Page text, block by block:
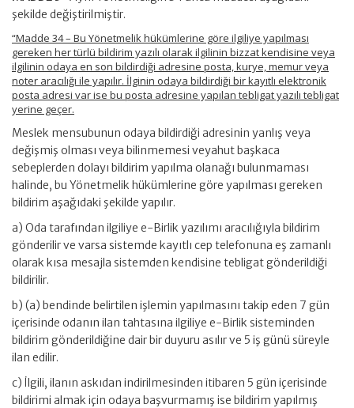
şekilde değiştirilmiştir.
“Madde 34 – Bu Yönetmelik hükümlerine göre ilgiliye yapılması
gereken her türlü bildirim yazılı olarak ilgilinin bizzat kendisine veya
ilgilinin odaya en son bildirdiği adresine posta, kurye, memur veya
noter aracılığı ile yapılır. İlginin odaya bildirdiği bir kayıtlı elektronik
posta adresi var ise bu posta adresine yapılan tebligat yazılı tebligat
yerine geçer.
Meslek mensubunun odaya bildirdiği adresinin yanlış veya
değişmiş olması veya bilinmemesi veyahut başkaca
sebeplerden dolayı bildirim yapılma olanağı bulunmaması
halinde, bu Yönetmelik hükümlerine göre yapılması gereken
bildirim aşağıdaki şekilde yapılır.
a) Oda tarafından ilgiliye e-Birlik yazılımı aracılığıyla bildirim
gönderilir ve varsa sistemde kayıtlı cep telefonuna eş zamanlı
olarak kısa mesajla sistemden kendisine tebligat gönderildiği
bildirilir.
b) (a) bendinde belirtilen işlemin yapılmasını takip eden 7 gün
içerisinde odanın ilan tahtasına ilgiliye e-Birlik sisteminden
bildirim gönderildiğine dair bir duyuru asılır ve 5 iş günü süreyle
ilan edilir.
c) İlgili, ilanın askıdan indirilmesinden itibaren 5 gün içerisinde
bildirimi almak için odaya başvurmamış ise bildirim yapılmış